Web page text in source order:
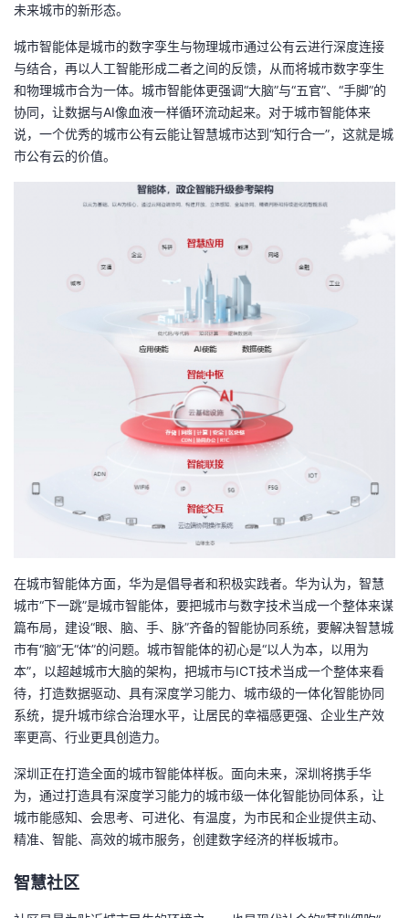
未来城市的新形态。
城市智能体是城市的数字孪生与物理城市通过公有云进行深度连接
与结合，再以人工智能形成二者之间的反馈，从而将城市数字孪生
和物理城市合为一体。城市智能体更强调“大脑”与“五官”、“手脚”的
协同，让数据与AI像血液一样循环流动起来。对于城市智能体来
说，一个优秀的城市公有云能让智慧城市达到“知行合一”，这就是城
市公有云的价值。
在城市智能体方面，华为是倡导者和积极实践者。华为认为，智慧
城市“下一跳”是城市智能体，要把城市与数字技术当成一个整体来谋
篇布局，建设“眼、脑、手、脉”齐备的智能协同系统，要解决智慧城
市有“脑”无“体”的问题。城市智能体的初心是“以人为本，以用为
本”，以超越城市大脑的架构，把城市与ICT技术当成一个整体来看
待，打造数据驱动、具有深度学习能力、城市级的一体化智能协同
系统，提升城市综合治理水平，让居民的幸福感更强、企业生产效
率更高、行业更具创造力。
深圳正在打造全面的城市智能体样板。面向未来，深圳将携手华
为，通过打造具有深度学习能力的城市级一体化智能协同体系，让
城市能感知、会思考、可进化、有温度，为市民和企业提供主动、
精准、智能、高效的城市服务，创建数字经济的样板城市。
智慧社区